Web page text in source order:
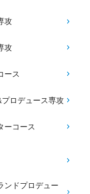
攻
攻
ース
ロデュース専攻
ーコース
ンドプロデュー